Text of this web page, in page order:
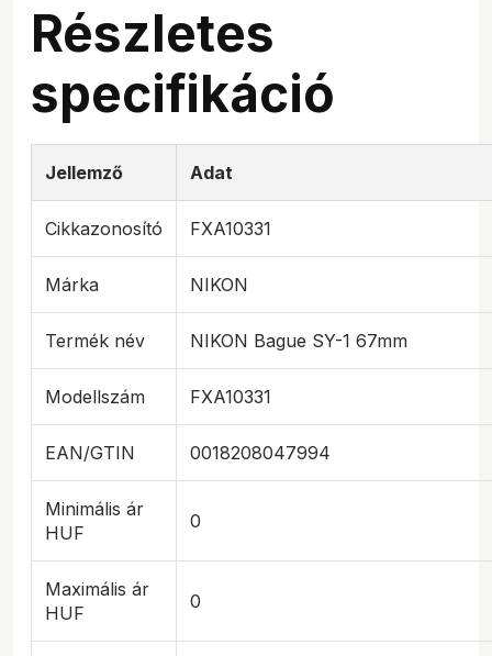
Részletes
specifikáció
Jellemző Adat
Cikkazonosító FXA10331
Márka NIKON
Termék név NIKON Bague SY-1 67mm
Modellszám FXA10331
EAN/GTIN 0018208047994
Minimális ár
HUF
0
Maximális ár
HUF
0